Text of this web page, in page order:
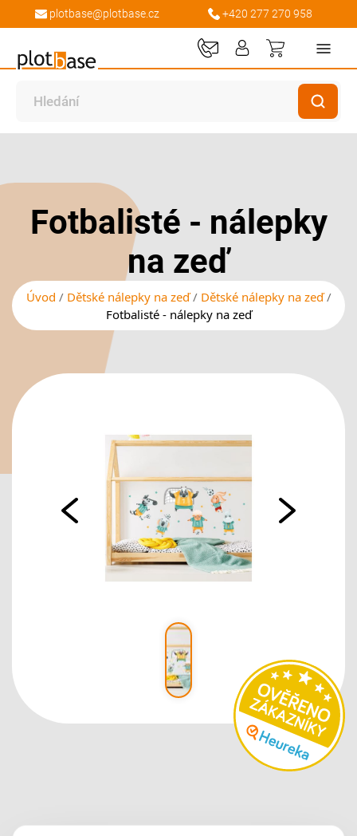
plotbase@plotbase.cz +420 277 270 958
Můj košík
galerie
Fotbalisté - nálepky
na zeď
Úvod Dětské nálepky na zeď
Dětské nálepky na zeď
Fotbalisté - nálepky na zeď
galerie